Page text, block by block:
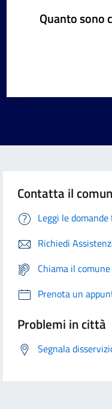
Quanto sono
Contatta il
Leggi le
Richiedi
Chiama il
Prenota un
Problemi in città
Segnala